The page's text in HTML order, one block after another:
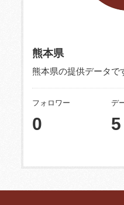
熊本県
熊本県の提供データで
フォロワー
0
デ
5